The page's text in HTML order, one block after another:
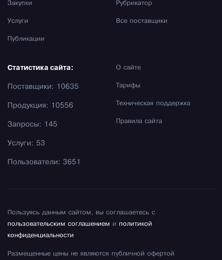
Закупки
Услуги
Публикации
Рубрикатор
Все поставщики
О сайте
Тарифы
Техническая поддержка
Правила сайта
Статистика сайта:
Поставщики: 10635
Продукция: 10556
Запросы: 145
Услуги: 53
Пользователи: 3651
Пользуясь данным сайтом, вы соглашаетесь с
пользовательским соглашением и политикой
конфиденциальности
Размещенные цены не являются публичной офертой